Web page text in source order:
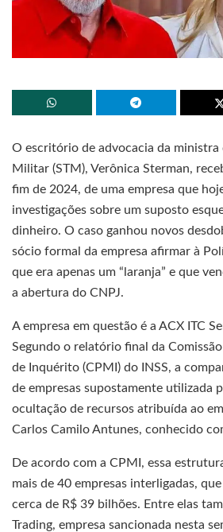
O escritório de advocacia da ministra
Militar (STM), Verônica Sterman,
fim de 2024, de uma empresa que
investigações sobre um suposto
dinheiro. O caso ganhou novos
sócio formal da empresa afirmar à
que era apenas um “laranja” e que
a abertura do CNPJ.
A empresa em questão é a ACX ITC
Segundo o relatório final da
de Inquérito (CPMI) do INSS, a
de empresas supostamente utilizada
ocultação de recursos atribuída ao
Carlos Camilo Antunes, conhecido
De acordo com a CPMI, essa
mais de 40 empresas interligadas,
cerca de R$ 39 bilhões. Entre elas
Trading, empresa sancionada nesta